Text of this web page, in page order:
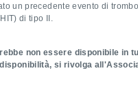
un precedente evento di
di tipo II.
non essere disponibile in
si rivolga